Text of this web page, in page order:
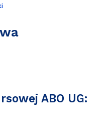
ABO UG: